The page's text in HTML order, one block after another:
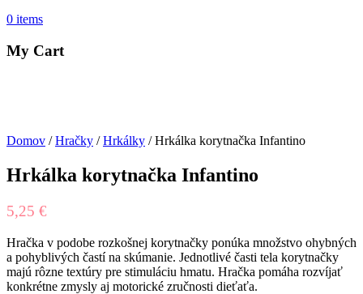
0 items
My Cart
Domov /Hračky /Hrkálky / Hrkálka korytnačka Infantino
Hrkálka korytnačka Infantino
5,25 €
Hračka v podobe rozkošnej korytnačky ponúka množstvo ohybných
a pohyblivých častí na skúmanie. Jednotlivé časti tela korytnačky
majú rôzne textúry pre stimuláciu hmatu. Hračka pomáha rozvíjať
konkrétne zmysly aj motorické zručnosti dieťaťa.